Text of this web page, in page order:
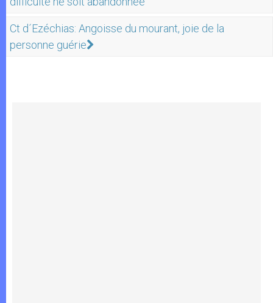
Ct d´Ezéchias: Angoisse du mourant, joie de la
personne guérie